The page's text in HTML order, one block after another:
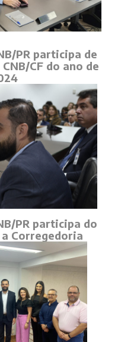
PR participa de
CF do ano de
PR participa do
Corregedoria